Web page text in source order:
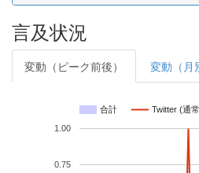
言及状況
変動（ピーク前後） 変動（月
合計 Twitter (通
0.75
1.00